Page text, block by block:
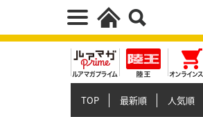
TOP 最新順 人気順